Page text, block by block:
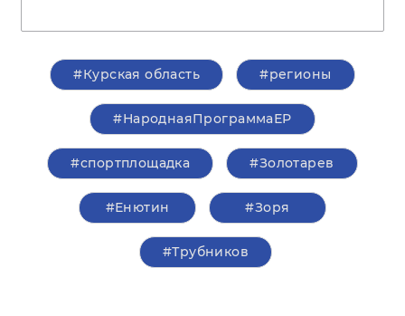
#Курская область #регионы
#НароднаяПрограммаЕР
#спортплощадка #Золотарев
#Енютин #Зоря
#Трубников